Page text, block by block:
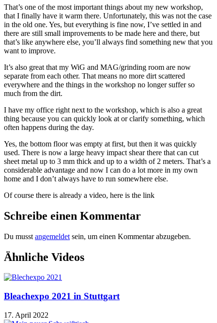
That’s one of the most important things about my new workshop,
that I finally have it warm there. Unfortunately, this was not the case
in the old one. Yes, but everything is fine now, I’ve settled in and
there are still small improvements to be made here and there, but
that’s like anywhere else, you’ll always find something new that you
want to improve.
It’s also great that my WiG and MAG/grinding room are now
separate from each other. That means no more dirt scattered
everywhere and the things in the workshop no longer suffer so
much from the dirt.
I have my office right next to the workshop, which is also a great
thing because you can quickly look at or clarify something, which
often happens during the day.
Yes, the bottom floor was empty at first, but then it was quickly
used. There is now a large heavy impact shear there that can cut
sheet metal up to 3 mm thick and up to a width of 2 meters. That’s a
considerable advantage and now I can do a lot more in my own
home and I don’t always have to run somewhere else.
Of course there is already a video, here is the link
Schreibe einen Kommentar
Du musst angemeldet sein, um einen Kommentar abzugeben.
Ähnliche Videos
Bleachexpo 2021 in Stuttgart
17. April 2022